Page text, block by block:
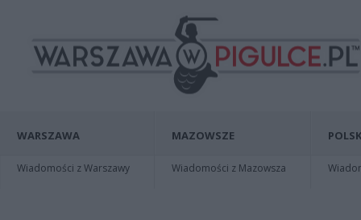
WARSZAWA
Wiadomości z Warszawy
MAZOWSZE
Wiadomości z Mazowsza